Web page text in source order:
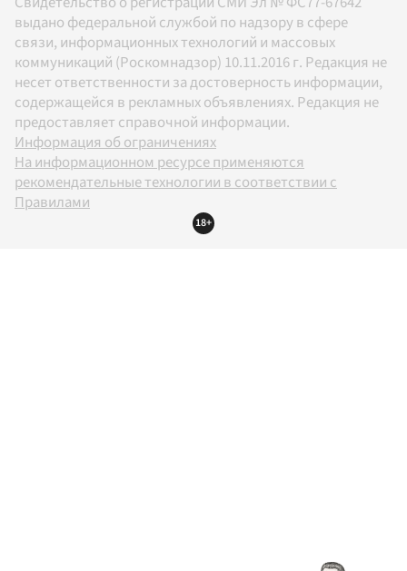
выдано федеральной службой по надзору в сфере
связи, информационных технологий и массовых
коммуникаций (Роскомнадзор) 10.11.2016 г. Редакция не
несет ответственности за достоверность информации,
содержащейся в рекламных объявлениях. Редакция не
предоставляет справочной информации.
Информация об ограничениях
На информационном ресурсе применяются
рекомендательные технологии в соответствии с
Правилами
18+